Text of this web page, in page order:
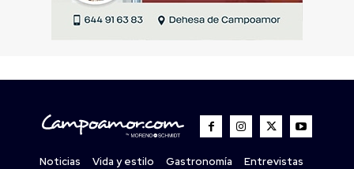
Noticias Vida y estilo Gastronomía
Entrevistas